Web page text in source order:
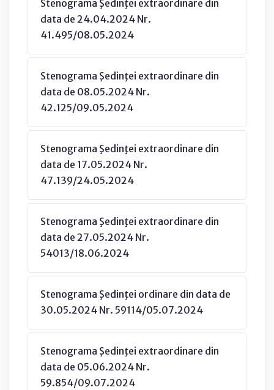
Stenograma Şedinţei extraordinare din
data de 24.04.2024 Nr.
41.495/08.05.2024
Stenograma Şedinţei extraordinare din
data de 08.05.2024 Nr.
42.125/09.05.2024
Stenograma Şedinţei extraordinare din
data de 17.05.2024 Nr.
47.139/24.05.2024
Stenograma Şedinţei extraordinare din
data de 27.05.2024 Nr.
54013/18.06.2024
Stenograma Şedinţei ordinare din data de
30.05.2024 Nr. 59114/05.07.2024
Stenograma Şedinţei extraordinare din
data de 05.06.2024 Nr.
59.854/09.07.2024